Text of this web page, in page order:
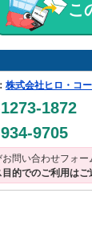
こ
株式会社ヒロ・コ
1872
9705
問い合わせフォー
的でのご利用はご